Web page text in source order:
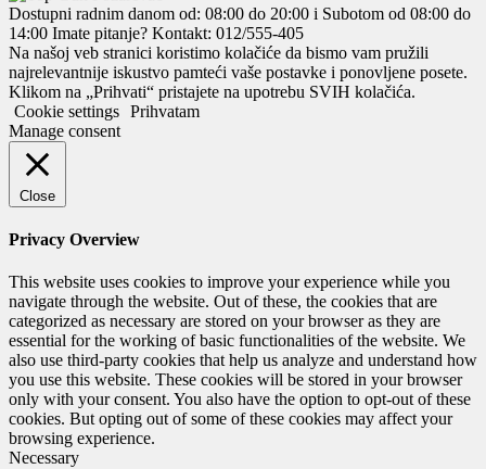
Dostupni radnim danom od: 08:00 do 20:00 i Subotom od 08:00 do
14:00 Imate pitanje? Kontakt: 012/555-405
Na našoj veb stranici koristimo kolačiće da bismo vam pružili
najrelevantnije iskustvo pamteći vaše postavke i ponovljene posete.
Klikom na „Prihvati“ pristajete na upotrebu SVIH kolačića.
Cookie settings Prihvatam
Manage consent
Close
Privacy Overview
This website uses cookies to improve your experience while you
navigate through the website. Out of these, the cookies that are
categorized as necessary are stored on your browser as they are
essential for the working of basic functionalities of the website. We
also use third-party cookies that help us analyze and understand how
you use this website. These cookies will be stored in your browser
only with your consent. You also have the option to opt-out of these
cookies. But opting out of some of these cookies may affect your
browsing experience.
Necessary